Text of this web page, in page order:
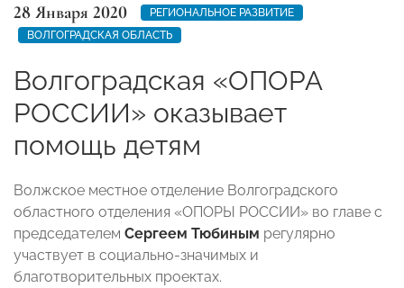
28 Января 2020
РЕГИОНАЛЬНОЕ РАЗВИТИЕ
ВОЛГОГРАДСКАЯ ОБЛАСТЬ
Волгоградская «ОПОРА
РОССИИ» оказывает
помощь детям
Волжское местное отделение Волгоградского
областного отделения «ОПОРЫ РОССИИ» во главе с
председателем Сергеем Тюбиным регулярно
участвует в социально-значимых и
благотворительных проектах.